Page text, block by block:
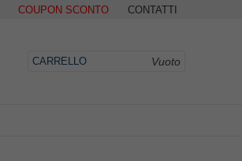
COUPON SCONTO CONTATTI
CARRELLO Vuoto